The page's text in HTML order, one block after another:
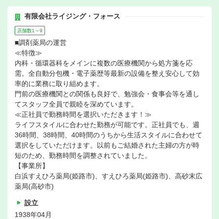
有限会社ライジング・フォース
店舗数1～9
■調剤薬局の運営
≪特徴≫
内科・循環器科をメインに複数の医療機関から処方箋を応
需。全自動分包機・電子薬歴等最新の設備を整え安心して効
率的に業務に取り組めます。
門前の医療機関との関係も良好で、勉強会・食事会等を通し
てスタッフ全員で親睦を深めています。
≪正社員で勤務時間を選択いただきます！≫
ライフスタイルに合わせた勤務が可能です。正社員でも、週
36時間、38時間、40時間のうちから生活スタイルに合わせて
選択をしていただけます。以前もご結婚された主婦の方が時
短のため、勤務時間を調整されていました。
【事業所】
白浜すえひろ薬局(姫路市)、すえひろ薬局(姫路市)、高砂末広
薬局(高砂市)
設立
1938年04月